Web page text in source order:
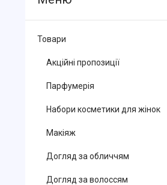
Товари
Акційні пропозиції
Парфумерія
Набори косметики для жінок
Макіяж
Догляд за обличчям
Догляд за волоссям